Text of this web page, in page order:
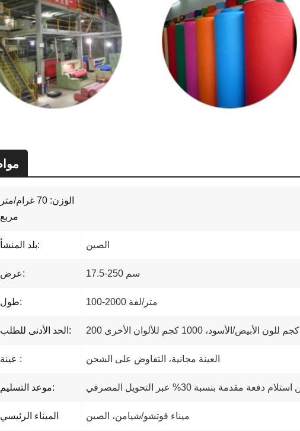
الوزن: 70 غرام/متر
مربع
بلد المنشأ: الصين
عرض: 17.5-250 سم
طول: 100-2000 متر/لفة
الحد الأدنى للطلب: 200 كجم للون الأبيض/الأسود، 1000 كجم للألوان الأخرى
عينة : العينة مجانية، التفاوض على الشحن
موعد التسليم:
الميناء الرئيسي ميناء فوتشو/شيامن، الصين